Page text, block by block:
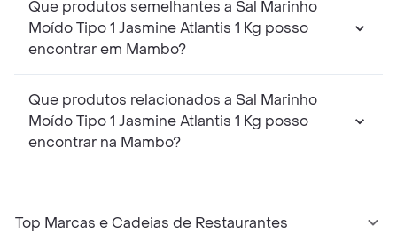
Que produtos semelhantes a Sal Marinho
Moído Tipo 1 Jasmine Atlantis 1 Kg posso
encontrar em Mambo?
Que produtos relacionados a Sal Marinho
Moído Tipo 1 Jasmine Atlantis 1 Kg posso
encontrar na Mambo?
Top Marcas e Cadeias de Restaurantes